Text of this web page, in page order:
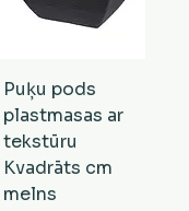
cena
Puķu pods
plastmasas ar
tekstūru
Kvadrāts cm
melns